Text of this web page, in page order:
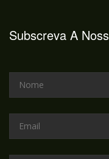
Subscreva A